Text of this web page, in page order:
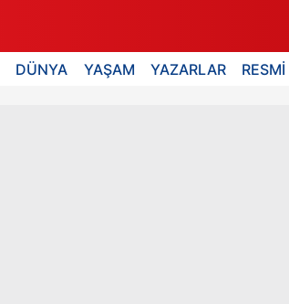
DÜNYA YAŞAM YAZARLAR